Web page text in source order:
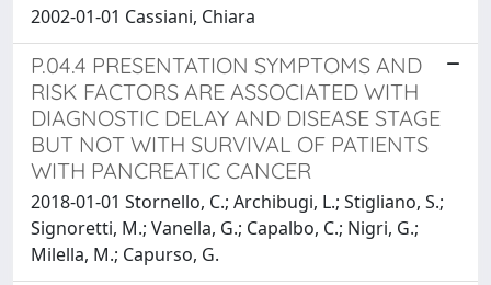
2002-01-01 Cassiani, Chiara
P.04.4 PRESENTATION SYMPTOMS AND
RISK FACTORS ARE ASSOCIATED WITH
DIAGNOSTIC DELAY AND DISEASE STAGE
BUT NOT WITH SURVIVAL OF PATIENTS
WITH PANCREATIC CANCER
2018-01-01 Stornello, C.; Archibugi, L.; Stigliano, S.;
Signoretti, M.; Vanella, G.; Capalbo, C.; Nigri, G.;
Milella, M.; Capurso, G.